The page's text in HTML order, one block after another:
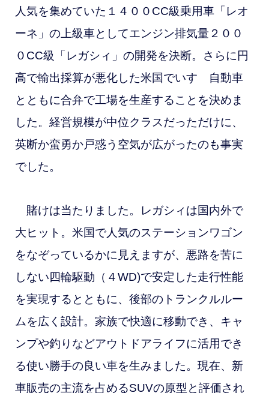
人気を集めていた１４００CC級乗用車「レオ
ーネ」の上級車としてエンジン排気量２００
０CC級「レガシィ」の開発を決断。さらに円
高で輸出採算が悪化した米国でいすゞ自動車
とともに合弁で工場を生産することを決めま
した。経営規模が中位クラスだっただけに、
英断か蛮勇か戸惑う空気が広がったのも事実
でした。
賭けは当たりました。レガシィは国内外で
大ヒット。米国で人気のステーションワゴン
をなぞっているかに見えますが、悪路を苦に
しない四輪駆動（４WD)で安定した走行性能
を実現するとともに、後部のトランクルルー
ムを広く設計。家族で快適に移動でき、キャ
ンプや釣りなどアウトドアライフに活用でき
る使い勝手の良い車を生みました。 現在、新
車販売の主流を占めるSUVの原型と評価され